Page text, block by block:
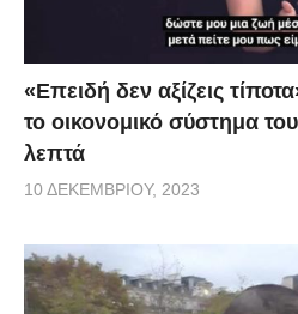
«Επειδή δεν αξίζεις
το οικονομικό σύστημα
λεπτά
10 ΔΕΚΕΜΒΡΊΟΥ, 2023